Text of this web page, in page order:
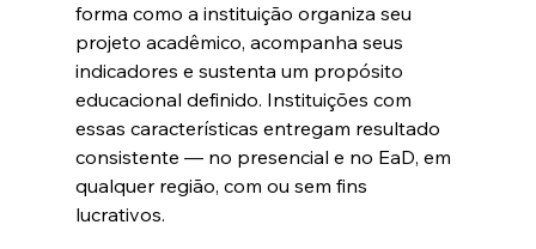
forma como a instituição organiza seu
projeto acadêmico, acompanha seus
indicadores e sustenta um propósito
educacional definido. Instituições com
essas características entregam resultado
consistente — no presencial e no EaD, em
qualquer região, com ou sem fins
lucrativos.